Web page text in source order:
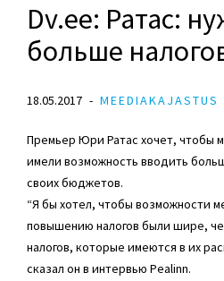
Dv.ee: Ратас:
больше
18.05.2017 MEEDIAKAJASTUS
Премьер Юри Ратас хочет, чтобы
имели возможность вводить
своих бюджетов.
“Я бы хотел, чтобы возможности
повышению налогов были шире,
налогов, которые имеются в их
сказал он в интервью Pealinn.